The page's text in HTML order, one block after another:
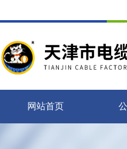
网站首页